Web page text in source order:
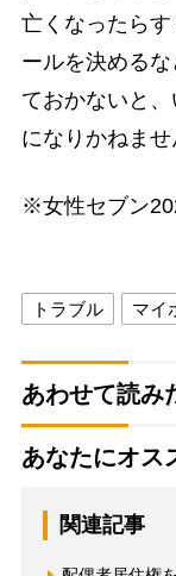
亡くなったら
ールを決める
ておかないと
になりかねませ
※女性セブン
トラブル マイ
あわせて読み
あなたにオス
関連記事